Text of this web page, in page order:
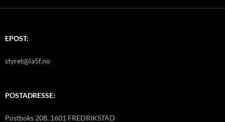
EPOST:
styret@la5f.no
POSTADRESSE:
Postboks 208, 1601 FREDRIKSTAD